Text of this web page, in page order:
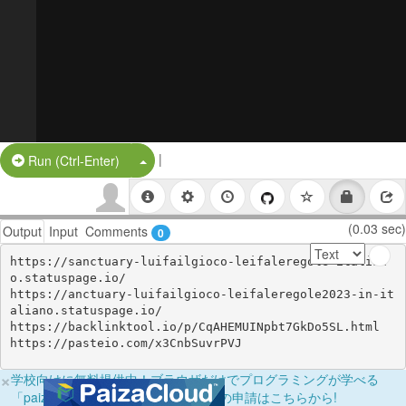
Run (Ctrl-Enter) Split Button!
|
Output Input Comments 0 (0.03 sec)
https://sanctuary-luifailgioco-leifaleregole-italian
o.statuspage.io/
https://anctuary-luifailgioco-leifaleregole2023-in-it
aliano.statuspage.io/
https://backlinktool.io/p/CqAHEMUINpbt7GkDo5SL.html
https://pasteio.com/x3CnbSuvrPVJ
×学校向けに無料提供中！ブラウザだけでプログラミングが学べる
「paizaラーニング学校フリーパス」の申請はこちらから!